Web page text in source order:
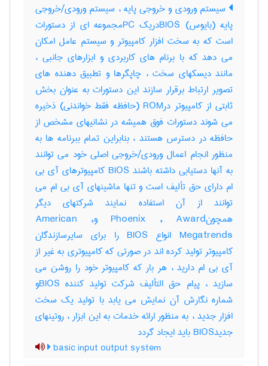
سیستم ورودی و خروجی پایه ، سیستم ورودی/خروجی
پایه (بایوس) BIOSدریک PCمجموعه ای از دستورات
است که به سخت افزار کامپیوتر و سیستم عامل امکان
می دهد که با برنام های کاربردی و ابزارهای جانبی ،
مانند دیسکهای سخت ، چاپگرها و تطبیق دهنده های
تصویر ارتباط برقرار سازند این دستورات به عنوان بخش
ثابتی از کامپیوتر درROM (حافظه فقط خواندنی) ذخیره
می شوند دستورات فوق همیشه در نشانیهای مشخص از
حافظه در دسترس هستند ، بنابراین تمام ببرنامه ها به
منظور انجام اعمال ورودی/خروجی اصلی خود می توانند
به آنها دستیابی داشته باشند BIOS کامپیوترهای آی بی
ام دارای حق تألیف است و تنها ماشینهای آی بی ام می
توانند از آن استفاده نمایند شرکتهای دیگر
همچونPhoenix , Award وAmerican ,
Megatrends انواع BIOS را برای سایرسازندگان
کامپیوتر تولید کرده اند در صورتی که کامپیوتری به غیر از
آی بی ام دارید ، هر بار که کامپیوتر خود را روشن می
سازید ، پیام حق التألیف شرکت تولید کننده BIOSو
شماره نگارش آن نمایش می یابد با تولید یک سخت
افزار جدید ، به منظور ارائه خدمات به این ابزار ، روتینهای
جدیدBIOS باید ایجاد گردد
basic input output system